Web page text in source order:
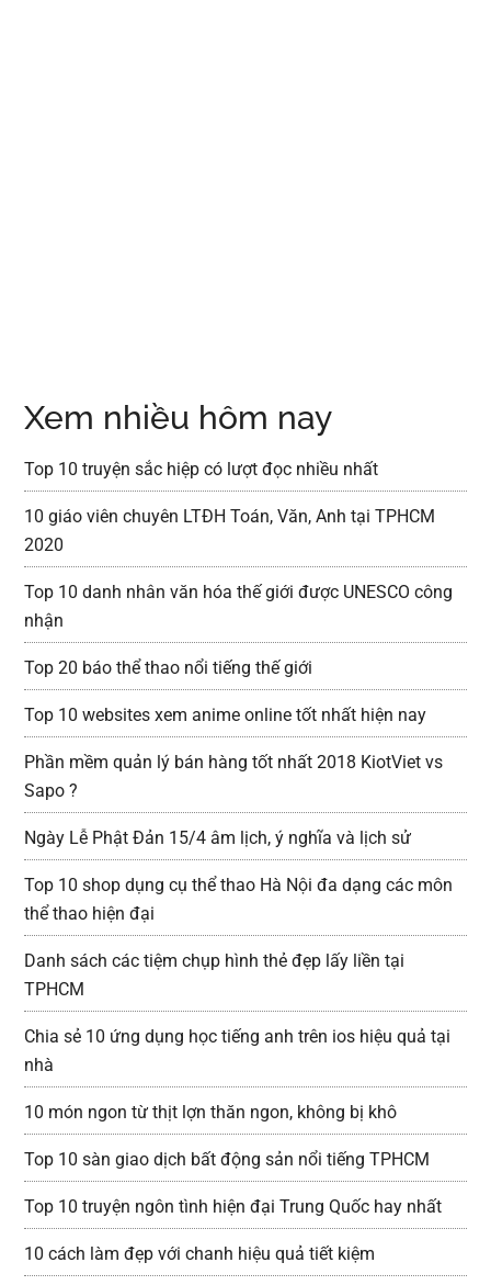
Xem nhiều hôm nay
Top 10 truyện sắc hiệp có lượt đọc nhiều nhất
10 giáo viên chuyên LTĐH Toán, Văn, Anh tại TPHCM
2020
Top 10 danh nhân văn hóa thế giới được UNESCO công
nhận
Top 20 báo thể thao nổi tiếng thế giới
Top 10 websites xem anime online tốt nhất hiện nay
Phần mềm quản lý bán hàng tốt nhất 2018 KiotViet vs
Sapo ?
Ngày Lễ Phật Đản 15/4 âm lịch, ý nghĩa và lịch sử
Top 10 shop dụng cụ thể thao Hà Nội đa dạng các môn
thể thao hiện đại
Danh sách các tiệm chụp hình thẻ đẹp lấy liền tại
TPHCM
Chia sẻ 10 ứng dụng học tiếng anh trên ios hiệu quả tại
nhà
10 món ngon từ thịt lợn thăn ngon, không bị khô
Top 10 sàn giao dịch bất động sản nổi tiếng TPHCM
Top 10 truyện ngôn tình hiện đại Trung Quốc hay nhất
10 cách làm đẹp với chanh hiệu quả tiết kiệm